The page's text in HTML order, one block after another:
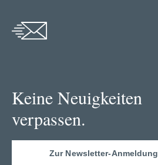
Keine Neuigkeiten
verpassen.
Zur Newsletter-Anmeldung